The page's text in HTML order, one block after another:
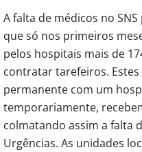
A falta de médicos no
que só nos primeiros
pelos hospitais mais de
contratar tarefeiros.
permanente com um
temporariamente,
colmatando assim a falta
Urgências. As unidades